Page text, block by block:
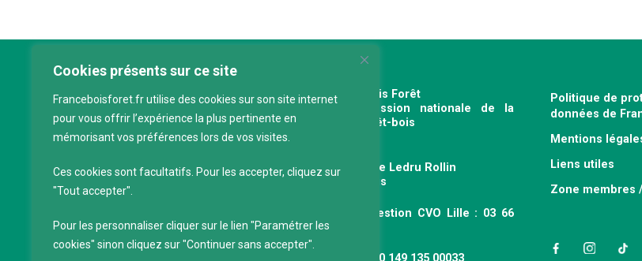
Cookies présents sur ce site
Franceboisforet.fr utilise des cookies sur son site internet
pour vous offrir l’expérience la plus pertinente en
mémorisant vos préférences lors de vos visites.
Ces cookies sont facultatifs. Pour les accepter, cliquez sur
"Tout accepter".
Pour les personnaliser cliquer sur le lien "Paramétrer les
cookies" sinon cliquez sur "Continuer sans accepter".
France Bois Forêt
Interprofession nationale de la
filière forêt-bois
120 avenue Ledru Rollin
75011 Paris
Service gestion CVO Lille : 03 66
88 39 63
Politique de
données de
Mentions
Liens utiles
Zone membres
FacebookInstagram